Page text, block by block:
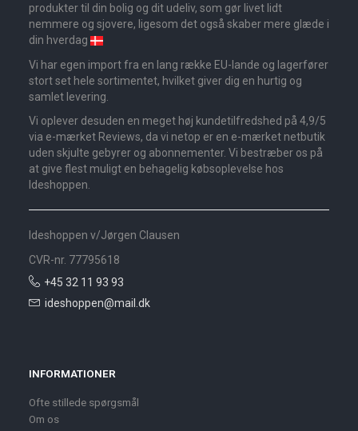
produkter til din bolig og dit udeliv, som gør livet lidt
nemmere og sjovere, ligesom det også skaber mere glæde i
din hverdag
Vi har egen import fra en lang række EU-lande og lagerfører
stort set hele sortimentet, hvilket giver dig en hurtig og
samlet levering.
Vi oplever desuden en meget høj kundetilfredshed på 4,9/5
via e-mærket Reviews, da vi netop er en e-mærket netbutik
uden skjulte gebyrer og abonnementer. Vi bestræber os på
at give flest muligt en behagelig købsoplevelse hos
Ideshoppen.
Ideshoppen v/Jørgen Clausen
CVR-nr. 77795618
+45 32 11 93 93
ideshoppen@mail.dk
INFORMATIONER
Ofte stillede spørgsmål
Om os